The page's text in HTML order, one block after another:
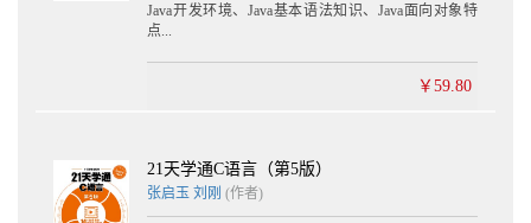
Java开发环境、Java基本语法知识、Java面向对象特
点...
￥59.80
21天学通C语言（第5版）
张启玉 刘刚 (作者)